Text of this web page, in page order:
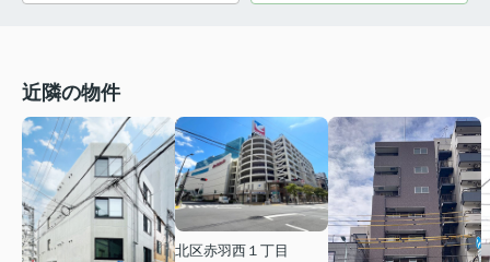
近隣の物件
北区赤羽西１丁目